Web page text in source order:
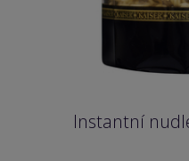
Instantní